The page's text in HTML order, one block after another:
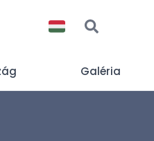
Galéria